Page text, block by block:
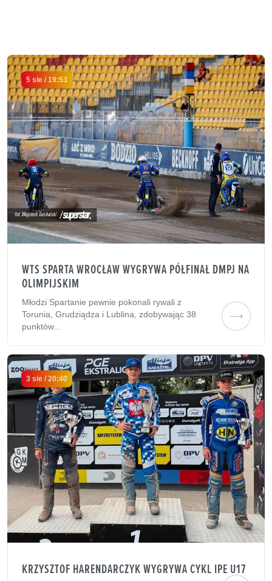
5 sie / 19:53
WTS SPARTA WROCŁAW WYGRYWA PÓŁFINAŁ DMPJ NA
OLIMPIJSKIM
Młodzi Spartanie pewnie pokonali rywali z
Torunia, Grudziądza i Lublina, zdobywając 38
punktów...
3 sie / 20:40
KRZYSZTOF HARENDARCZYK WYGRYWA CYKL IPE U17